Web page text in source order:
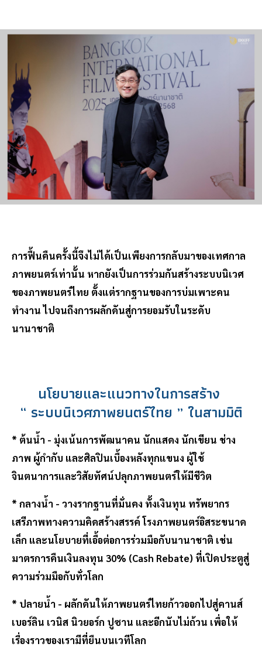
การฟื้นคืนครั้งนี้จึงไม่ได้เป็นเพียงการกลับมาของเทศกาล
ภาพยนตร์เท่านั้น หากยังเป็นการร่วมกันสร้างระบบนิเวศ
ของภาพยนตร์ไทย ตั้งแต่รากฐานของการบ่มเพาะคน
ทำงาน ไปจนถึงการผลักดันสู่การยอมรับในระดับ
นานาชาติ
นโยบายและแนวทางในการสร้าง
“ ระบบนิเวศภาพยนตร์ไทย ” ในสามมิติ
* ต้นน้ำ - มุ่งเน้นการพัฒนาคน นักแสดง นักเขียน ช่าง
ภาพ ผู้กำกับ และศิลปินเบื้องหลังทุกแขนง ผู้ใช้
จินตนาการและวิสัยทัศน์ปลุกภาพยนตร์ให้มีชีวิต
* กลางน้ำ - วางรากฐานที่มั่นคง ทั้งเงินทุน ทรัพยากร
เสรีภาพทางความคิดสร้างสรรค์ โรงภาพยนตร์อิสระขนาด
เล็ก และนโยบายที่เอื้อต่อการร่วมมือกับนานาชาติ เช่น
มาตรการคืนเงินลงทุน 30% (Cash Rebate) ที่เปิดประตูสู่
ความร่วมมือกับทั่วโลก
* ปลายน้ำ - ผลักดันให้ภาพยนตร์ไทยก้าวออกไปสู่คานส์
เบอร์ลิน เวนิส นิวยอร์ก ปูซาน และอีกนับไม่ถ้วน เพื่อให้
เรื่องราวของเรามีที่ยืนบนเวทีโลก